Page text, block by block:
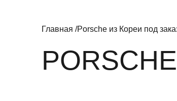
Главная Porsche из Кореи под